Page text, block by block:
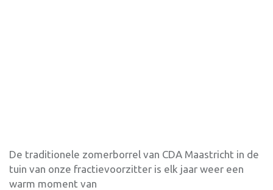
De traditionele zomerborrel van CDA Maastricht in de
tuin van onze fractievoorzitter is elk jaar weer een
warm moment van